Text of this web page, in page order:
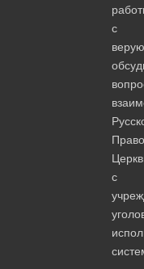
с
с